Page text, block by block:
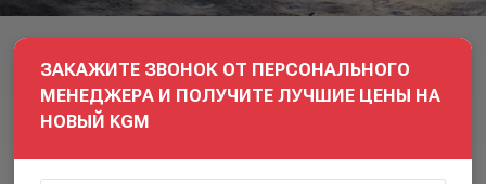
ЗАКАЖИТЕ ЗВОНОК ОТ ПЕРСОНАЛЬНОГО
МЕНЕДЖЕРА И ПОЛУЧИТЕ ЛУЧШИЕ ЦЕНЫ НА
НОВЫЙ KGM